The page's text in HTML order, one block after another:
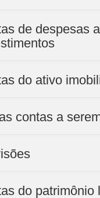
de despesas
do ativo
contas a
do patrimônio